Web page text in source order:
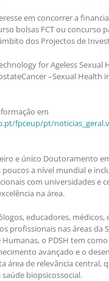
em concorrer a
bolsas FCT ou concurso
dos Projectos de
for Ageless Sexual
–Sexual Health
em
fpceup/pt/
e único Doutoramento
poucos a nível mundial e
com universidades e
na área.
educadores, médicos,
profissionais nas áreas da
Humanas, o PDSH tem
avançado e o
área de relevância central,
biopsicossocial.